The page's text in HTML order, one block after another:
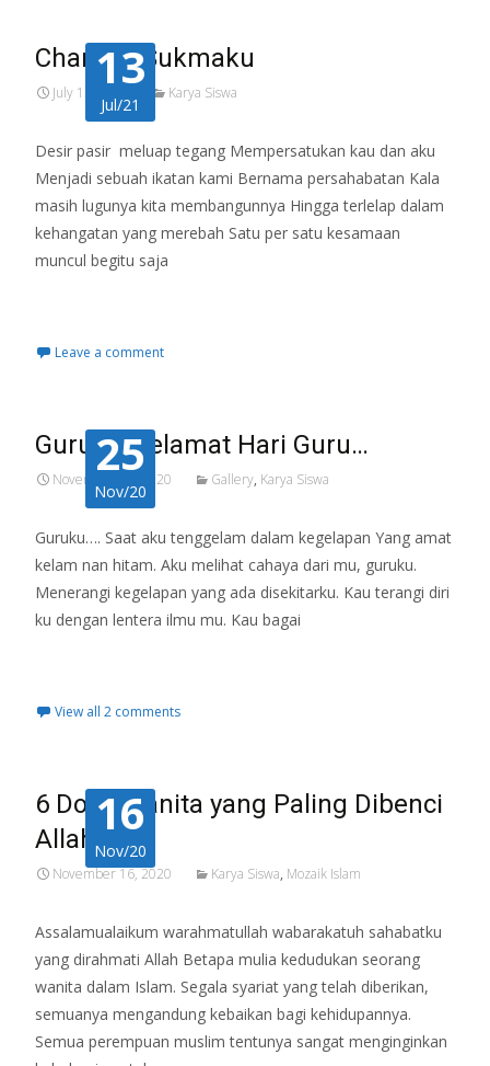
13
Jul/21
Chandra Sukmaku
July 13, 2021 Karya Siswa
Desir pasir meluap tegang Mempersatukan kau dan aku
Menjadi sebuah ikatan kami Bernama persahabatan Kala
masih lugunya kita membangunnya Hingga terlelap dalam
kehangatan yang merebah Satu per satu kesamaan
muncul begitu saja
Leave a comment
25
Nov/20
Guruku, Selamat Hari Guru…
November 25, 2020 Gallery, Karya Siswa
Guruku…. Saat aku tenggelam dalam kegelapan Yang amat
kelam nan hitam. Aku melihat cahaya dari mu, guruku.
Menerangi kegelapan yang ada disekitarku. Kau terangi diri
ku dengan lentera ilmu mu. Kau bagai
View all 2 comments
16
Nov/20
6 Dosa Wanita yang Paling Dibenci
Allah
November 16, 2020 Karya Siswa, Mozaik Islam
Assalamualaikum warahmatullah wabarakatuh sahabatku
yang dirahmati Allah Betapa mulia kedudukan seorang
wanita dalam Islam. Segala syariat yang telah diberikan,
semuanya mengandung kebaikan bagi kehidupannya.
Semua perempuan muslim tentunya sangat menginginkan